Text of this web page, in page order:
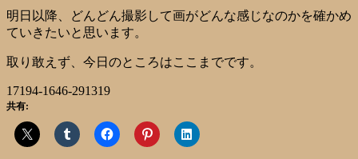
明日以降、どんどん撮影して画がどんな感じなのかを確かめ
ていきたいと思います。
取り敢えず、今日のところはここまでです。
17194-1646-291319
共有: